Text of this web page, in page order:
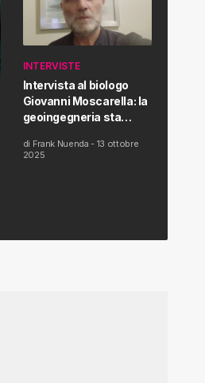
INTERVISTE
Intervista al biologo
Giovanni Moscarella: la
geoingegneria sta
salute dell’uomo
di Frank Nuenda - 13 ottobre
2025